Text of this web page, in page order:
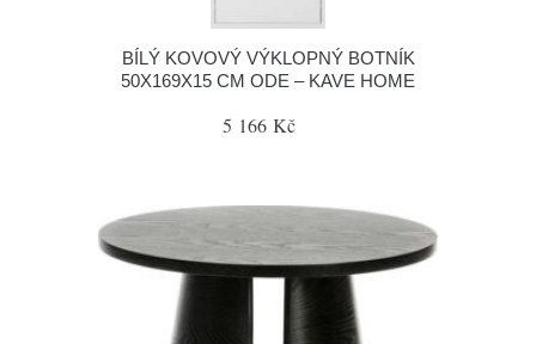
BÍLÝ KOVOVÝ VÝKLOPNÝ BOTNÍK
50X169X15 CM ODE – KAVE HOME
5 166 Kč